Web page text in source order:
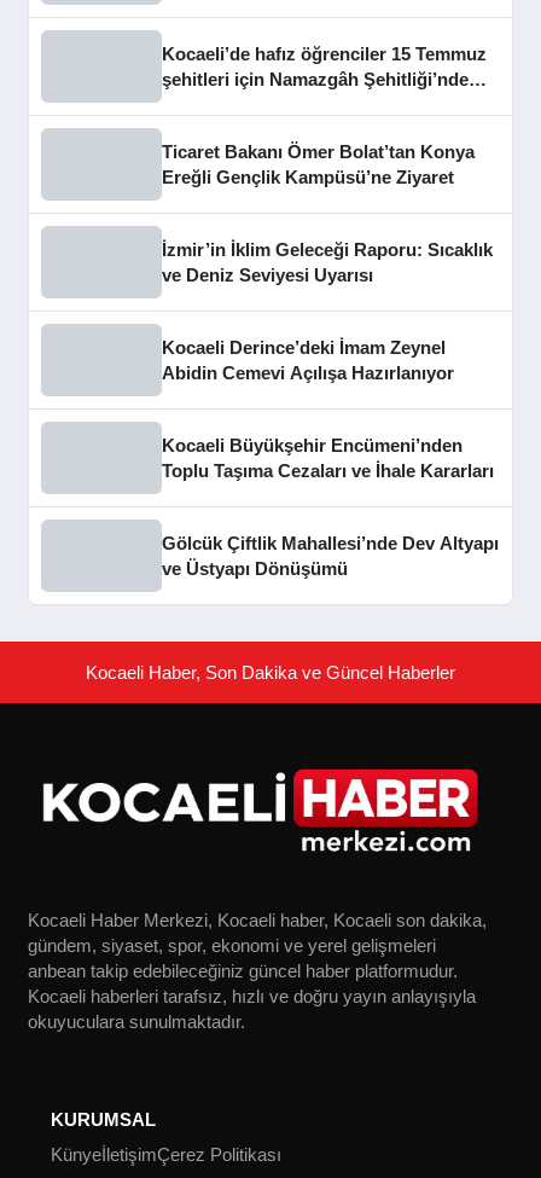
Kocaeli’de hafız öğrenciler 15 Temmuz
şehitleri için Namazgâh Şehitliği’nde
Ticaret Bakanı Ömer Bolat’tan Konya
Ereğli Gençlik Kampüsü’ne Ziyaret
İzmir’in İklim Geleceği Raporu: Sıcaklık
ve Deniz Seviyesi Uyarısı
Kocaeli Derince’deki İmam Zeynel
Abidin Cemevi Açılışa Hazırlanıyor
Kocaeli Büyükşehir Encümeni’nden
Toplu Taşıma Cezaları ve İhale Kararları
Gölcük Çiftlik Mahallesi’nde Dev Altyapı
ve Üstyapı Dönüşümü
Kocaeli Haber, Son Dakika ve Güncel Haberler
Kocaeli Haber Merkezi, Kocaeli haber, Kocaeli son dakika,
gündem, siyaset, spor, ekonomi ve yerel gelişmeleri
anbean takip edebileceğiniz güncel haber platformudur.
Kocaeli haberleri tarafsız, hızlı ve doğru yayın anlayışıyla
okuyuculara sunulmaktadır.
KURUMSAL
KünyeİletişimÇerez Politikası